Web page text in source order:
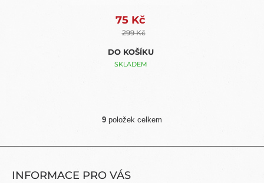
75 Kč
299 Kč
DO KOŠÍKU
SKLADEM
O
L
9 položek celkem
INFORMACE PRO VÁS